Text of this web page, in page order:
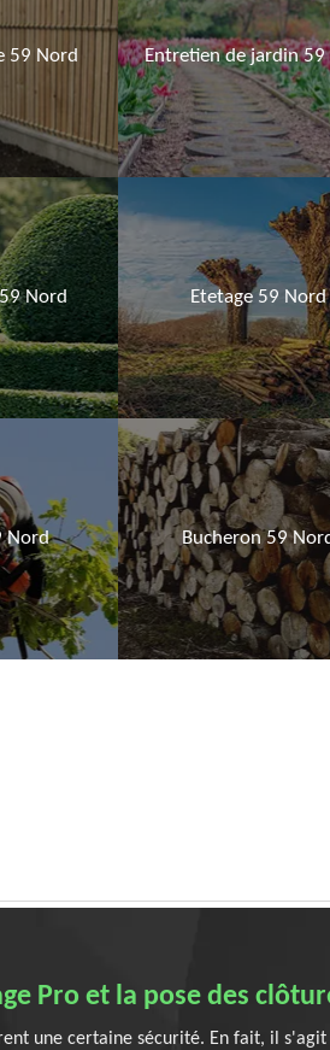
59 Nord Entretien de jardin
Nord Etetage 59 Nord
Nord Bucheron 59
Pro et la pose des
une certaine sécurité. En fait, il